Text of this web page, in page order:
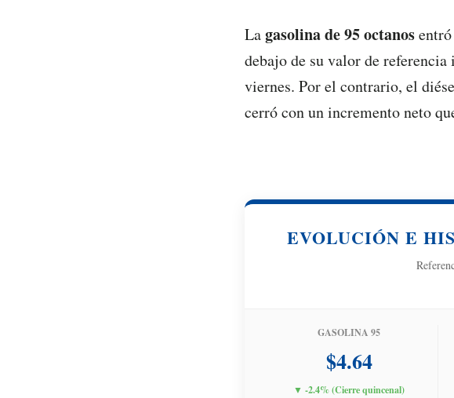
Lagasolina de 95 octanos
debajo de su valor de
viernes. Por el contrario, el
cerró con un incremento neto
EVOLUCIÓN E
GASOLINA 95
$4.64
▼ -2.4% (Cierre quincenal)